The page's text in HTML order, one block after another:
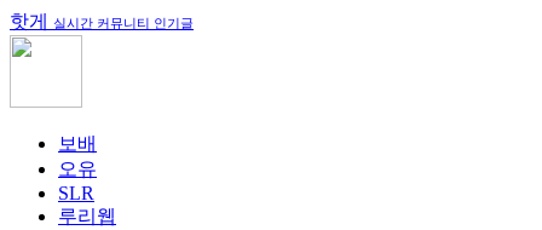
핫게 실시간 커뮤니티 인기글
보배
오유
SLR
루리웹